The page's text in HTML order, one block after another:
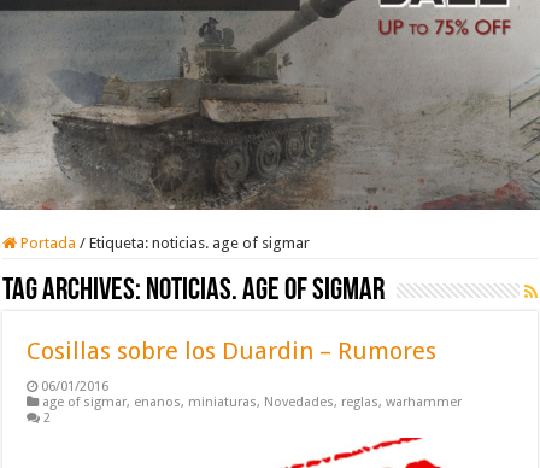
Portada / Etiqueta:noticias. age of sigmar
Tag Archives: noticias. age of sigmar
Cosillas sobre los Duardin – Rumores
06/01/2016
age of sigmar, enanos, miniaturas, Novedades, reglas,warhammer
2